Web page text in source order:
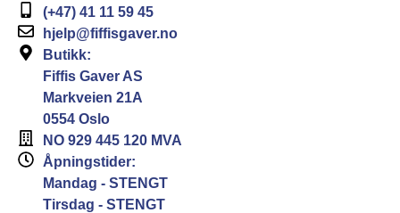
(+47) 41 11 59 45
hjelp@fiffisgaver.no
Butikk:
Fiffis Gaver AS
Markveien 21A
0554 Oslo
NO 929 445 120 MVA
Åpningstider:
Mandag - STENGT
Tirsdag - STENGT